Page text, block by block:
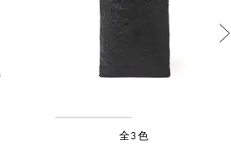
全3色